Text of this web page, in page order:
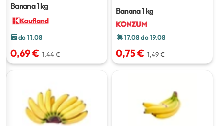
Banana1 kg
do 11.08
0,69 € 1,44 €
Banana1 kg
17.08 do 19.08
0,75 € 1,49 €